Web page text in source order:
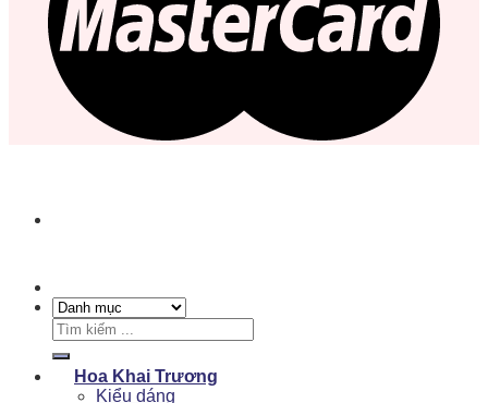
Tìm
kiếm:
Hoa Khai Trương
Kiểu dáng